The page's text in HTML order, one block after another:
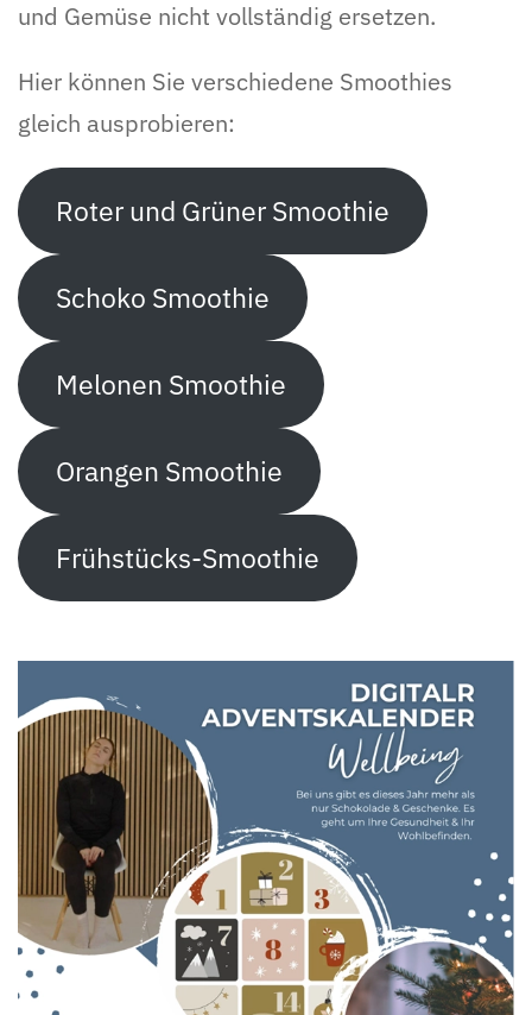
und Gemüse nicht vollständig ersetzen.
Hier können Sie verschiedene Smoothies
gleich ausprobieren:
Roter und Grüner Smoothie
Schoko Smoothie
Melonen Smoothie
Orangen Smoothie
Frühstücks-Smoothie